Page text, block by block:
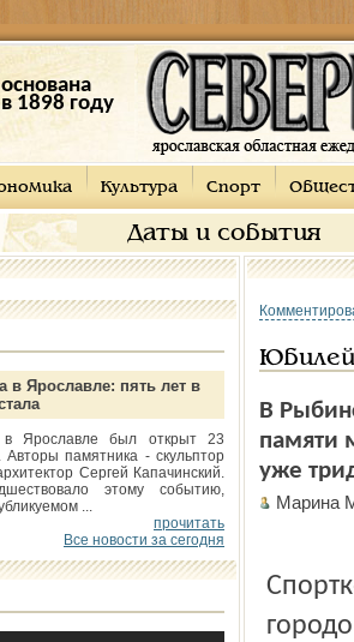
основана
в 1898 году
Культура Спорт
Даты и события
в Ярославле: пять лет в
в Ярославле был открыт 23
Авторы памятника - скульптор
Сергей Капачинский.
этому событию,
...
прочитать
Все новости за сегодня
В
памяти
уже
Марина